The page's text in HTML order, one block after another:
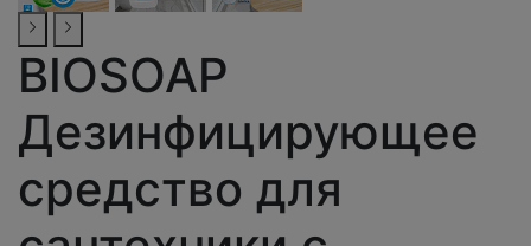
BIOSOAP
Дезинфицирующее
средство для